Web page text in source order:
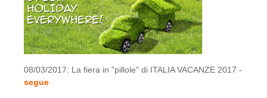
08/03/2017: La fiera in "pillole" di ITALIA VACANZE 2017 -
segue